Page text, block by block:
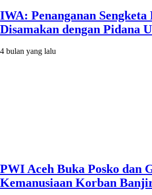
IWA: Penanganan Sengketa
Disamakan dengan Pidana
4 bulan yang lalu
PWI Aceh Buka Posko dan
Kemanusiaan Korban